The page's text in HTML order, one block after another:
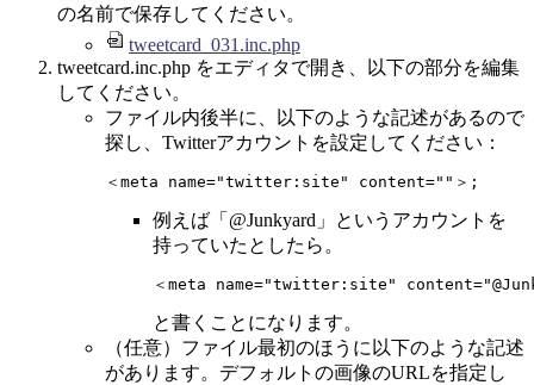
の名前で保存してください。
tweetcard_031.inc.php
tweetcard.inc.php をエディタで開き、以下の部分を編集
してください。
ファイル内後半に、以下のような記述があるので
探し、Twitterアカウントを設定してください：
＜meta name="twitter:site" content=""＞;
例えば「@Junkyard」というアカウントを
持っていたとしたら。
＜meta name="twitter:site"
と書くことになります。
（任意）ファイル最初のほうに以下のような記述
があります。デフォルトの画像のURLを指定し